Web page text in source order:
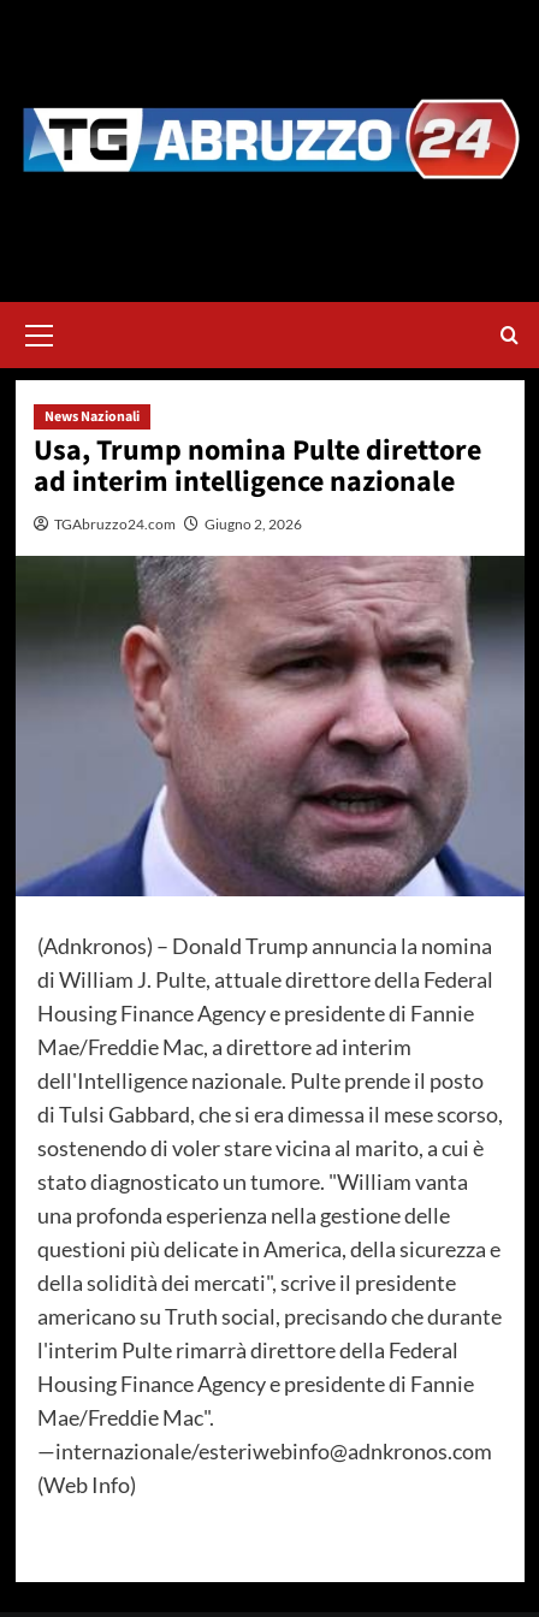
principale
News Nazionali
Usa, Trump nomina Pulte direttore
ad interim intelligence nazionale
TGAbruzzo24.com Giugno 2, 2026
(Adnkronos) – Donald Trump annuncia la nomina
di William J. Pulte, attuale direttore della Federal
Housing Finance Agency e presidente di Fannie
Mae/Freddie Mac, a direttore ad interim
dell'Intelligence nazionale. Pulte prende il posto
di Tulsi Gabbard, che si era dimessa il mese scorso,
sostenendo di voler stare vicina al marito, a cui è
stato diagnosticato un tumore. "William vanta
una profonda esperienza nella gestione delle
questioni più delicate in America, della sicurezza e
della solidità dei mercati", scrive il presidente
americano su Truth social, precisando che durante
l'interim Pulte rimarrà direttore della Federal
Housing Finance Agency e presidente di Fannie
Mae/Freddie Mac".
—internazionale/esteriwebinfo@adnkronos.com
(Web Info)